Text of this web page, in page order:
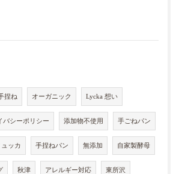
捏ね オーガニック Lycka 想い
バシーポリシー 添加物不使用 手ごねパン
ュッカ 手捏ねパン 無添加 自家製酵母
秋津 アレルギー対応 東所沢